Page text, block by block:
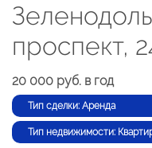
проспект,
20 000 руб. в год
Тип сделки: Аренда
Тип недвижимости: